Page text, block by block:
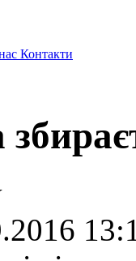
Контакти